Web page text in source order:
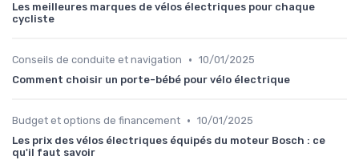
Les meilleures marques de vélos électriques pour chaque
cycliste
Conseils de conduite et navigation • 10/01/2025
Comment choisir un porte-bébé pour vélo électrique
Budget et options de financement • 10/01/2025
Les prix des vélos électriques équipés du moteur Bosch : ce
qu'il faut savoir